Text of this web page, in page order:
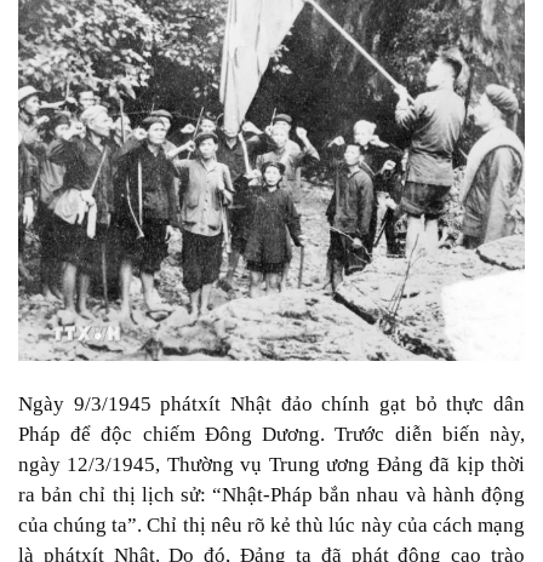
Ngày 9/3/1945 phátxít Nhật đảo chính gạt bỏ thực dân
Pháp để độc chiếm Ðông Dương. Trước diễn biến này,
ngày 12/3/1945, Thường vụ Trung ương Ðảng đã kịp thời
ra bản chỉ thị lịch sử: “Nhật-Pháp bắn nhau và hành động
của chúng ta”. Chỉ thị nêu rõ kẻ thù lúc này của cách mạng
là phátxít Nhật. Do đó, Ðảng ta đã phát động cao trào